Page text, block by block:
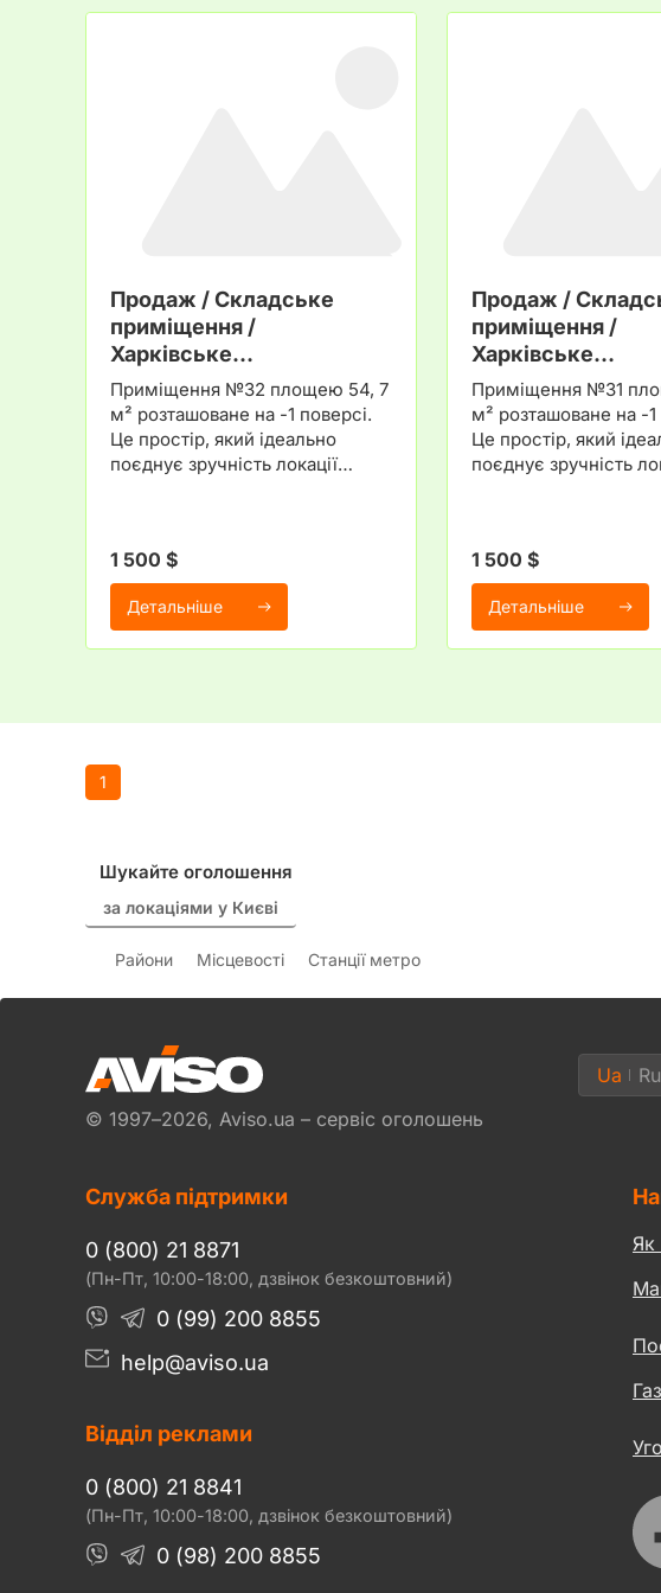
Продаж / Складське
приміщення /
Харківське…
Приміщення №32 площею 54, 7
м² розташоване на -1 поверсі.
Це простір, який ідеально
поєднує зручність локації…
1 500 $
Детальніше
Продаж /
приміщення /
Харківське…
Приміщення №31
м² розташоване на -1
Це простір, який
поєднує зручність
1 500 $
Детальніше
1
Шукайте оголошення
за локаціями у Києві
Райони Місцевості Станції метро
© 1997–2026, Aviso.ua – сервіс оголошень
Ua Ru
Служба підтримки
0 (800) 21 8871
(Пн-Пт, 10:00-18:00, дзвінок безкоштовний)
0 (99) 200 8855
help@aviso.ua
Відділ реклами
0 (800) 21 8841
(Пн-Пт, 10:00-18:00, дзвінок безкоштовний)
0 (98) 200 8855
Як